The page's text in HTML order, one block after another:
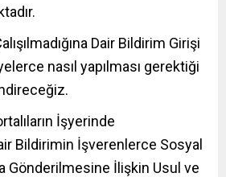
Dair Bildirim Girişi
nasıl yapılması gerektiği
İşyerinde
Bildirimin İşverenlerce Sosyal
Gönderilmesine İlişkin Usul ve